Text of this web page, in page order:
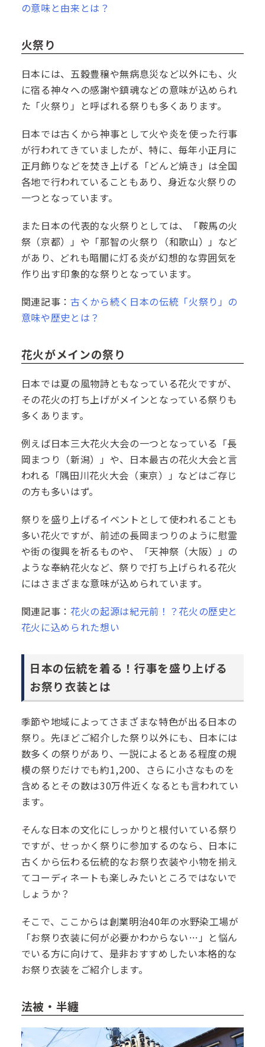
の意味と由来とは？
火祭り
日本には、五穀豊穣や無病息災など以外にも、火
に宿る神々への感謝や鎮魂などの意味が込められ
た「火祭り」と呼ばれる祭りも多くあります。
日本では古くから神事として火や炎を使った行事
が行われてきていましたが、特に、毎年小正月に
正月飾りなどを焚き上げる「どんど焼き」は全国
各地で行われていることもあり、身近な火祭りの
一つとなっています。
また日本の代表的な火祭りとしては、「鞍馬の火
祭（京都）」や「那智の火祭り（和歌山）」など
があり、どれも暗闇に灯る炎が幻想的な雰囲気を
作り出す印象的な祭りとなっています。
関連記事：古くから続く日本の伝統「火祭り」の
意味や歴史とは？
花火がメインの祭り
日本では夏の風物詩ともなっている花火ですが、
その花火の打ち上げがメインとなっている祭りも
多くあります。
例えば日本三大花火大会の一つとなっている「長
岡まつり（新潟）」や、日本最古の花火大会と言
われる「隅田川花火大会（東京）」などはご存じ
の方も多いはず。
祭りを盛り上げるイベントとして使われることも
多い花火ですが、前述の長岡まつりのように慰霊
や街の復興を祈るものや、「天神祭（大阪）」の
ような奉納花火など、祭りで打ち上げられる花火
にはさまざまな意味が込められています。
関連記事：花火の起源は紀元前！？花火の歴史と
花火に込められた想い
日本の伝統を着る！行事を盛り上げる
お祭り衣装とは
季節や地域によってさまざまな特色が出る日本の
祭り。先ほどご紹介した祭り以外にも、日本には
数多くの祭りがあり、一説によるとある程度の規
模の祭りだけでも約1,200、さらに小さなものを
含めるとその数は30万件近くなるとも言われてい
ます。
そんな日本の文化にしっかりと根付いている祭り
ですが、せっかく祭りに参加するのなら、日本に
古くから伝わる伝統的なお祭り衣装や小物を揃え
てコーディネートも楽しみたいところではないで
しょうか？
そこで、ここからは創業明治40年の水野染工場が
「お祭り衣装に何が必要かわからない…」と悩ん
でいる方に向けて、是非おすすめしたい本格的な
お祭り衣装をご紹介します。
法被・半纏